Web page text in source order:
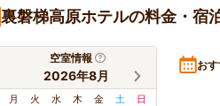
裏磐梯高原ホテルの料金・宿
空室情報
2026年8月
月 火 水 木 金 土 日
お